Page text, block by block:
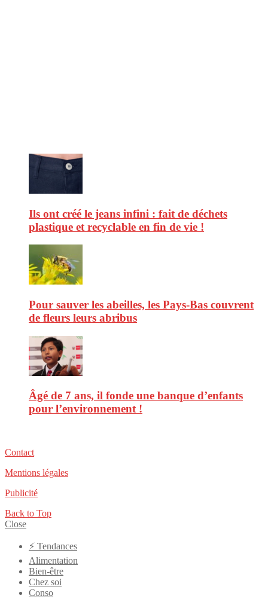
Ils ont créé le jeans infini : fait de déchets
plastique et recyclable en fin de vie !
Pour sauver les abeilles, les Pays-Bas couvrent
de fleurs leurs abribus
Âgé de 7 ans, il fonde une banque d’enfants
pour l’environnement !
Contact
Mentions légales
Publicité
Back to Top
Close
⚡️ Tendances
Alimentation
Bien-être
Chez soi
Conso